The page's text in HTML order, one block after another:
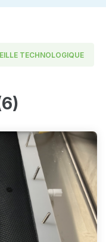
TECHNOLOGIQUE